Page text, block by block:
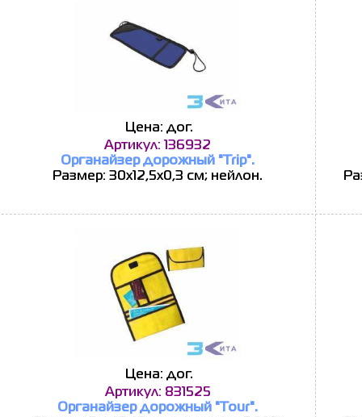
Цена: дог.
Артикул: 136932
Органайзер дорожный "Trip".
Размер: 30х12,5х0,3 см; нейлон.
Цена: дог.
Артикул: 831525
Органайзер дорожный "Tour".